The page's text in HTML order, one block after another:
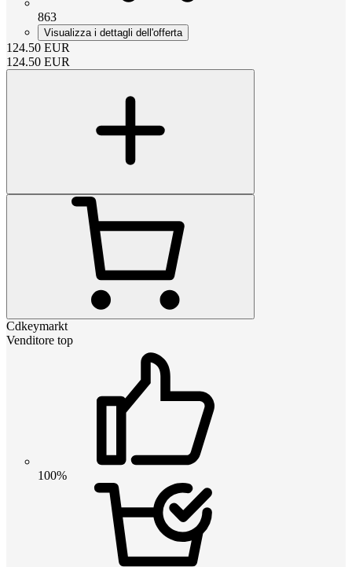
863
Visualizza i dettagli dell'offerta
124.50 EUR
124.50 EUR
Cdkeymarkt
Venditore top
100%